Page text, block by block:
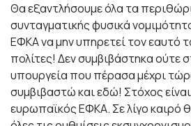
Θα εξαντλήσουμε όλα τα
συνταγματικής φυσικά
ΕΦΚΑ να μην υπηρετεί τον εαυτό
πολίτες! Δεν συμβιβάστηκα ούτε
υπουργεία που πέρασα μέχρι
συμβιβαστώ και εδώ! Στόχος
ευρωπαϊκός ΕΦΚΑ. Σε λίγο καιρό